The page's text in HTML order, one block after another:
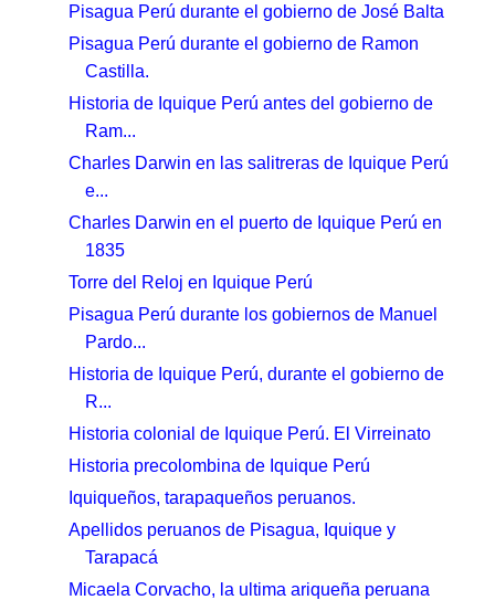
Pisagua Perú durante el gobierno de José Balta
Pisagua Perú durante el gobierno de Ramon
Castilla.
Historia de Iquique Perú antes del gobierno de
Ram...
Charles Darwin en las salitreras de Iquique Perú
e...
Charles Darwin en el puerto de Iquique Perú en
1835
Torre del Reloj en Iquique Perú
Pisagua Perú durante los gobiernos de Manuel
Pardo...
Historia de Iquique Perú, durante el gobierno de
R...
Historia colonial de Iquique Perú. El Virreinato
Historia precolombina de Iquique Perú
Iquiqueños, tarapaqueños peruanos.
Apellidos peruanos de Pisagua, Iquique y
Tarapacá
Micaela Corvacho, la ultima ariqueña peruana